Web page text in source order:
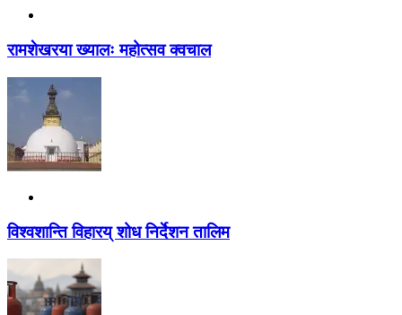
रामशेखरया ख्यालः महोत्सव क्वचाल
विश्वशान्ति विहारय् शोध निर्देशन तालिम